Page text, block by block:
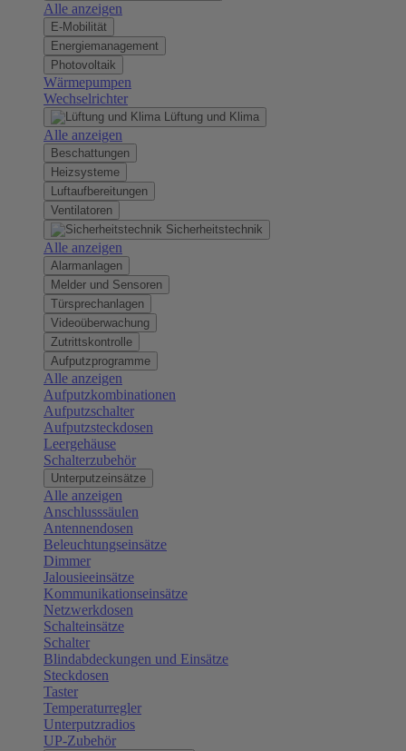
Alle anzeigen
E-Mobilität
Energiemanagement
Photovoltaik
Wärmepumpen
Wechselrichter
Lüftung und Klima
Alle anzeigen
Beschattungen
Heizsysteme
Luftaufbereitungen
Ventilatoren
Sicherheitstechnik
Alle anzeigen
Alarmanlagen
Melder und Sensoren
Türsprechanlagen
Videoüberwachung
Zutrittskontrolle
Aufputzprogramme
Alle anzeigen
Aufputzkombinationen
Aufputzschalter
Aufputzsteckdosen
Leergehäuse
Schalterzubehör
Unterputzeinsätze
Alle anzeigen
Anschlusssäulen
Antennendosen
Beleuchtungseinsätze
Dimmer
Jalousieeinsätze
Kommunikationseinsätze
Netzwerkdosen
Schalteinsätze
Schalter
Blindabdeckungen und Einsätze
Steckdosen
Taster
Temperaturregler
Unterputzradios
UP-Zubehör